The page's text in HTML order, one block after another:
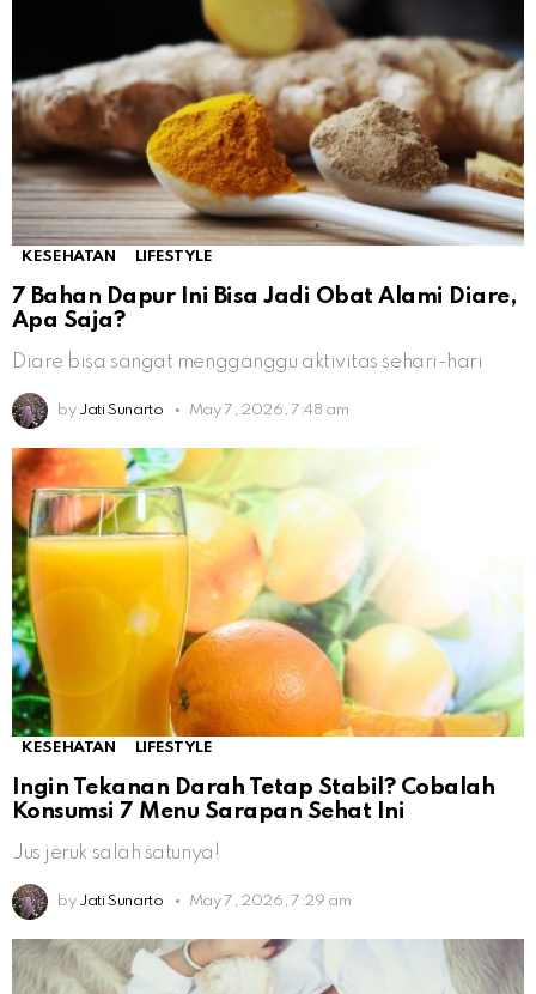
KESEHATAN LIFESTYLE
7 Bahan Dapur Ini Bisa Jadi Obat Alami Diare,
Apa Saja?
Diare bisa sangat mengganggu aktivitas sehari-hari
by Jati Sunarto May 7, 2026, 7:48 am
KESEHATAN LIFESTYLE
Ingin Tekanan Darah Tetap Stabil? Cobalah
Konsumsi 7 Menu Sarapan Sehat Ini
Jus jeruk salah satunya!
by Jati Sunarto May 7, 2026, 7:29 am